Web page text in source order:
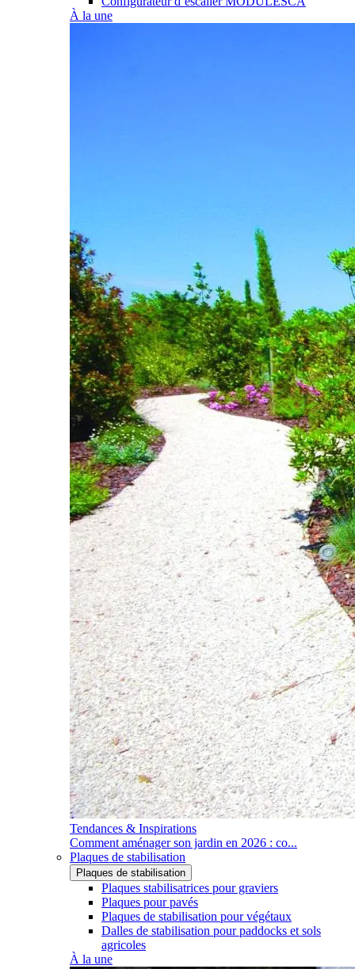
À la une
Tendances & Inspirations
Comment aménager son jardin en 2026 : co...
Plaques de stabilisation
Plaques de stabilisation
Plaques stabilisatrices pour graviers
Plaques pour pavés
Plaques de stabilisation pour végétaux
Dalles de stabilisation pour paddocks et sols
agricoles
À la une